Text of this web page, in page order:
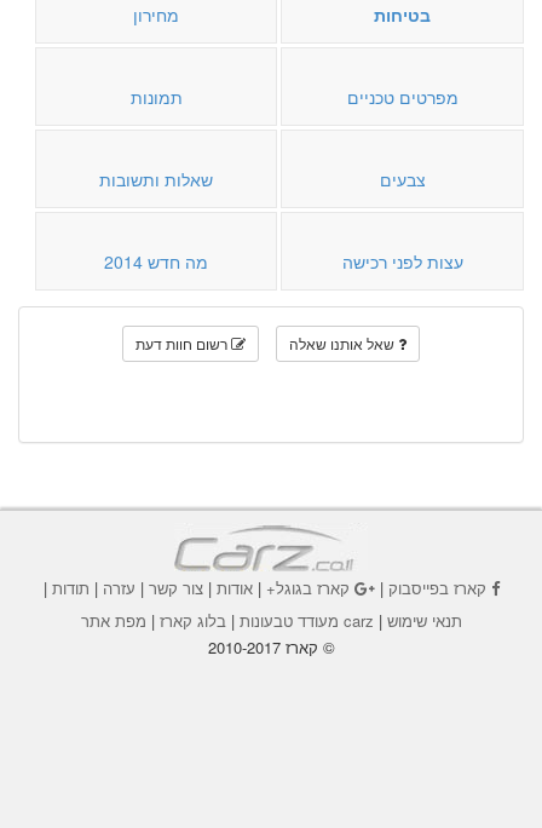
בטיחות מחירון
מפרטים טכניים תמונות
צבעים שאלות ותשובות
עצות לפני רכישה מה חדש 2014
שאל אותנו שאלה רשום חוות דעת
קארז בפייסבוק| קארז בגוגל+|אודות |צור קשר | עזרה | תודות |
תנאי שימוש | carz מעודד טבעונות |בלוג קארז | מפת אתר
© קארז 2010-2017